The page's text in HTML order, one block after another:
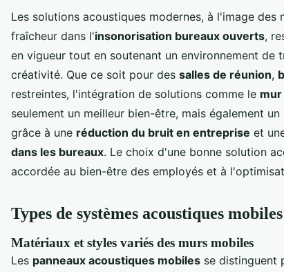
Les solutions acoustiques modernes, à l'image
fraîcheur dans l'insonorisation bureaux ouverts,
en vigueur tout en soutenant un environnement de
créativité. Que ce soit pour des salles de réunion,
restreintes, l'intégration de solutions comme le
seulement un meilleur bien-être, mais également
grâce à une réduction du bruit en entreprise et
dans les bureaux. Le choix d'une bonne solution
accordée au bien-être des employés et à
Types de systèmes acoustiques mobiles
Matériaux et styles variés des murs mobiles
Les panneaux acoustiques mobiles se distinguent